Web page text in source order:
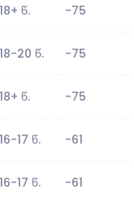
18+ წ. -75
18-20 წ. -75
18+ წ. -75
16-17 წ. -61
16-17 წ. -61